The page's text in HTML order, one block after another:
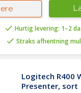
Hurtig levering: 1–2
Straks afhentning
Logitech R400
Presenter, sort